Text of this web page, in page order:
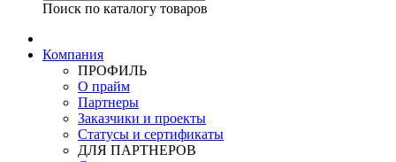
Поиск по каталогу товаров
Компания
ПРОФИЛЬ
О прайм
Партнеры
Заказчики и проекты
Статусы и сертификаты
ДЛЯ ПАРТНЕРОВ